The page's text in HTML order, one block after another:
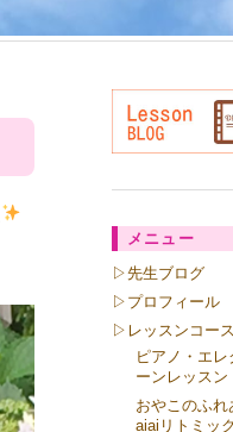
メニュー
▷先生ブログ
▷プロフィール
▷レッスンコー
ピアノ・エレ
ーンレッスン
おやこのふれ
aiaiリトミッ